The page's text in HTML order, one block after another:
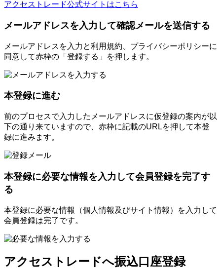
アクセストレード公式サイトはこちら
メールアドレスを入力して確認メールを送信する
メールアドレスを入力と利用規約、プライバシーポリシーに
同意して赤枠の「登録する」を押します。
本登録に進む
前のプロセスで入力したメールアドレスに仮登録の案内が以
下の通り来ていますので、赤枠に記載のURLを押して本登
録に進みます。
本登録に必要な情報を入力して会員登録を完了す
る
本登録に必要な情報（個人情報及びサイト情報）を入力して
会員登録は完了です。
アクセストレードへ振込口座登録